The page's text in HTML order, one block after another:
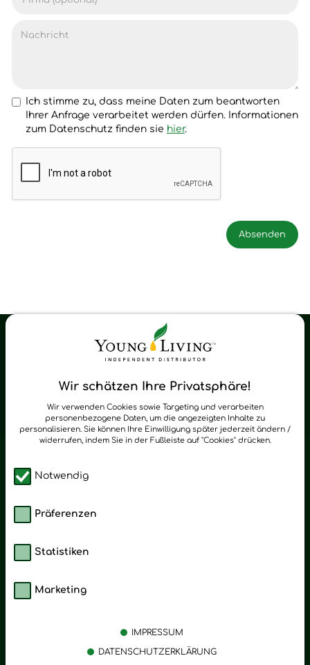
Ich stimme zu, dass meine Daten zum beantworten
Ihrer Anfrage verarbeitet werden dürfen. Informationen
zum Datenschutz finden sie hier.
Wir schätzen Ihre Privatsphäre!
Wir verwenden Cookies sowie Targeting und verarbeiten
personenbezogene Daten, um die angezeigten Inhalte zu
personalisieren. Sie können Ihre Einwilligung später jederzeit ändern /
widerrufen, indem Sie in der Fußleiste auf "Cookies" drücken.
Notwendig
Präferenzen
Statistiken
Marketing
IMPRESSUM
DATENSCHUTZERKLÄRUNG
Young Living Shop-Oil Newsletter
zum Newsletter anmelden
Stress
Entspannung